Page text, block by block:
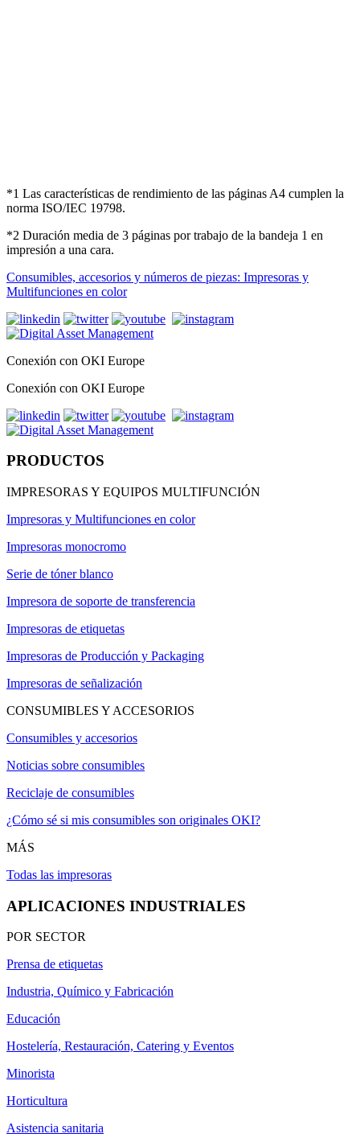
*1 Las características de rendimiento de las páginas A4 cumplen la
norma ISO/IEC 19798.
*2 Duración media de 3 páginas por trabajo de la bandeja 1 en
impresión a una cara.
Consumibles, accesorios y números de piezas: Impresoras y
Multifunciones en color
Conexión con OKI Europe
Conexión con OKI Europe
PRODUCTOS
IMPRESORAS Y EQUIPOS MULTIFUNCIÓN
Impresoras y Multifunciones en color
Impresoras monocromo
Serie de tóner blanco
Impresora de soporte de transferencia
Impresoras de etiquetas
Impresoras de Producción y Packaging
Impresoras de señalización
CONSUMIBLES Y ACCESORIOS
Consumibles y accesorios
Noticias sobre consumibles
Reciclaje de consumibles
¿Cómo sé si mis consumibles son originales OKI?
MÁS
Todas las impresoras
APLICACIONES INDUSTRIALES
POR SECTOR
Prensa de etiquetas
Industria, Químico y Fabricación
Educación
Hostelería, Restauración, Catering y Eventos
Minorista
Horticultura
Asistencia sanitaria